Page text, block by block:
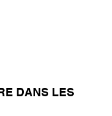
DANS LES